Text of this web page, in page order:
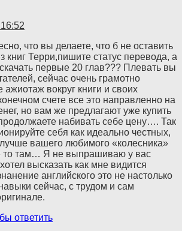
что вы делаете, что б не оставить
книг Терри,пишите статус перевода, а
первые 20 глав??? Плевать вы
сейчас очень грамотно
ажиотаж вокруг книги и своих
счете все это направленно на
но вам же предлагают уже купить
набивать себе цену…. Так
себя как идеально честных,
вашего любимого «колесника»
то там… Я не выпрашиваю у вас
высказать как мне видится
английского это не настолько
сейчас, с трудом и сам
ответить